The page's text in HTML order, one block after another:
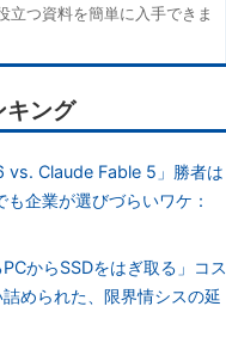
立つ資料を簡単に入手できま
キング
vs. Claude Fable 5」勝者は
も企業が選びづらいワケ：
PCからSSDをはぎ取る」コス
詰められた、限界情シスの延